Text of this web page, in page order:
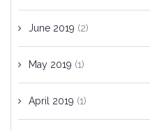
June 2019 (2)
May 2019 (1)
April 2019 (1)